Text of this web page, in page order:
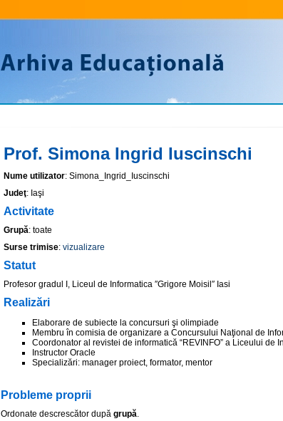
Prof. Simona Ingrid Iuscinschi
Nume utilizator: Simona_Ingrid_Iuscinschi
Judeţ: Iaşi
Activitate
Grupă: toate
Surse trimise: vizualizare
Statut
Profesor gradul I, Liceul de Informatica ″Grigore Moisil″ Iasi
Realizări
Elaborare de subiecte la concursuri şi olimpiade
Membru în comisia de organizare a Concursului Naţional de
Coordonator al revistei de informatică “REVINFO” a Liceului de
Instructor Oracle
Specializări: manager proiect, formator, mentor
Probleme proprii
Ordonate descrescător după grupă.